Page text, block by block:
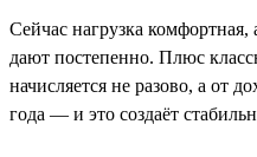
Сейчас нагрузка комфортная,
дают постепенно. Плюс
начисляется не разово, а от
года — и это создаёт